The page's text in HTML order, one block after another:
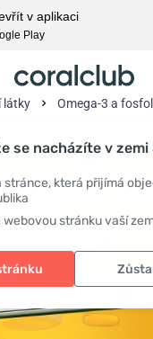
se nacházíte v zemi
stránce, která přijímá
stránku vaší
látky Omega-3 a
v aplikaci
Play